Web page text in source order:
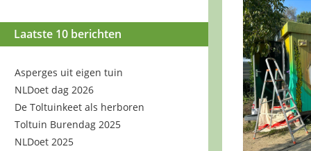
Laatste 10 berichten
Asperges uit eigen tuin
NLDoet dag 2026
De Toltuinkeet als herboren
Toltuin Burendag 2025
NLDoet 2025